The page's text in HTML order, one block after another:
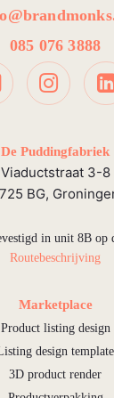
085 076 3888
De Puddingfabriek
Viaductstraat 3-8
BG,
in unit 8B op
Routebeschrijving
Marketplace
Product listing design
design template
3D product render